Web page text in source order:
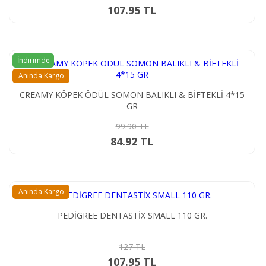
107.95 TL
CREAMY KÖPEK ÖDÜL SOMON BALIKLI & BİFTEKLİ 4*15
GR
99.90 TL
84.92 TL
İndirimde
Anında Kargo
PEDİGREE DENTASTİX SMALL 110 GR.
127 TL
107.95 TL
Anında Kargo